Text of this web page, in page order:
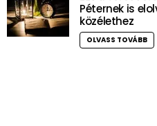
Péternek is
közélethez
OLVASS TOVÁBB